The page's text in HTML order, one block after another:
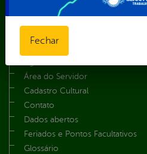
Mapa do Site
Área do Servidor
Cadastro Cultural
Contato
Dados abertos
Feriados e Pontos Facultativos
Glossário
Fechar